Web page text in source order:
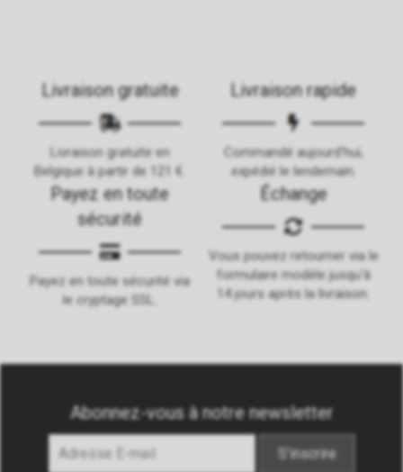
Livraison gratuite
Livraison gratuite en
Belgique à partir de 121 €.
Livraison rapide
Commandé aujourd'hui,
expédié le lendemain.
Payez en toute
sécurité
Payez en toute sécurité via
le cryptage SSL.
Échange
Vous pouvez retourner via le
formulaire modèle jusqu'à
14 jours après la livraison.
Abonnez-vous à notre newsletter